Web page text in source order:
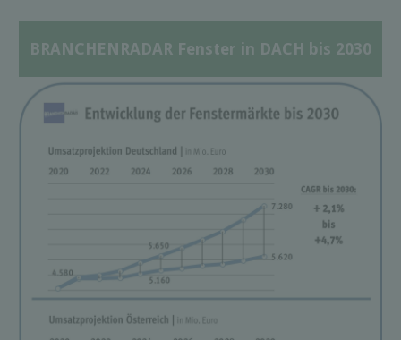
BRANCHENRADAR Fenster in DACH bis 2030